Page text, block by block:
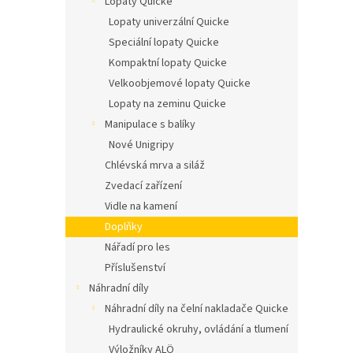
Lopaty univerzální Quicke
Speciální lopaty Quicke
Kompaktní lopaty Quicke
Velkoobjemové lopaty Quicke
Lopaty na zeminu Quicke
Manipulace s balíky
Nové Unigripy
Chlévská mrva a siláž
Zvedací zařízení
Vidle na kamení
Doplňky
Nářadí pro les
Příslušenství
Náhradní díly
Náhradní díly na čelní nakladače Quicke
Hydraulické okruhy, ovládání a tlumení
Výložníky ALÖ